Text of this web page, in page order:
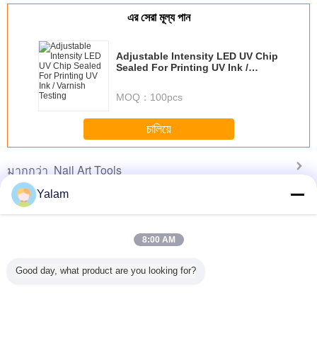
No more eye strain during long sessions. Highly
recommend taking the time to set it up
properly!""The Pico 4's visual clarity is fantastic
once you dial in the IPD correctly. The manual
adjustment is smooth, and finding that sweet spot
makes all the difference. No more eye strain
এর সেরা মূল্য পান
Adjustable Intensity LED UV Chip
Sealed For Printing UV Ink /
MOQ： 100pcs
চালিয়ে
มากกว่า Nail Art Tools
Nail Art
Dead Skin
Chart
Yalam
8:00 AM
Good day, what product are you looking for?